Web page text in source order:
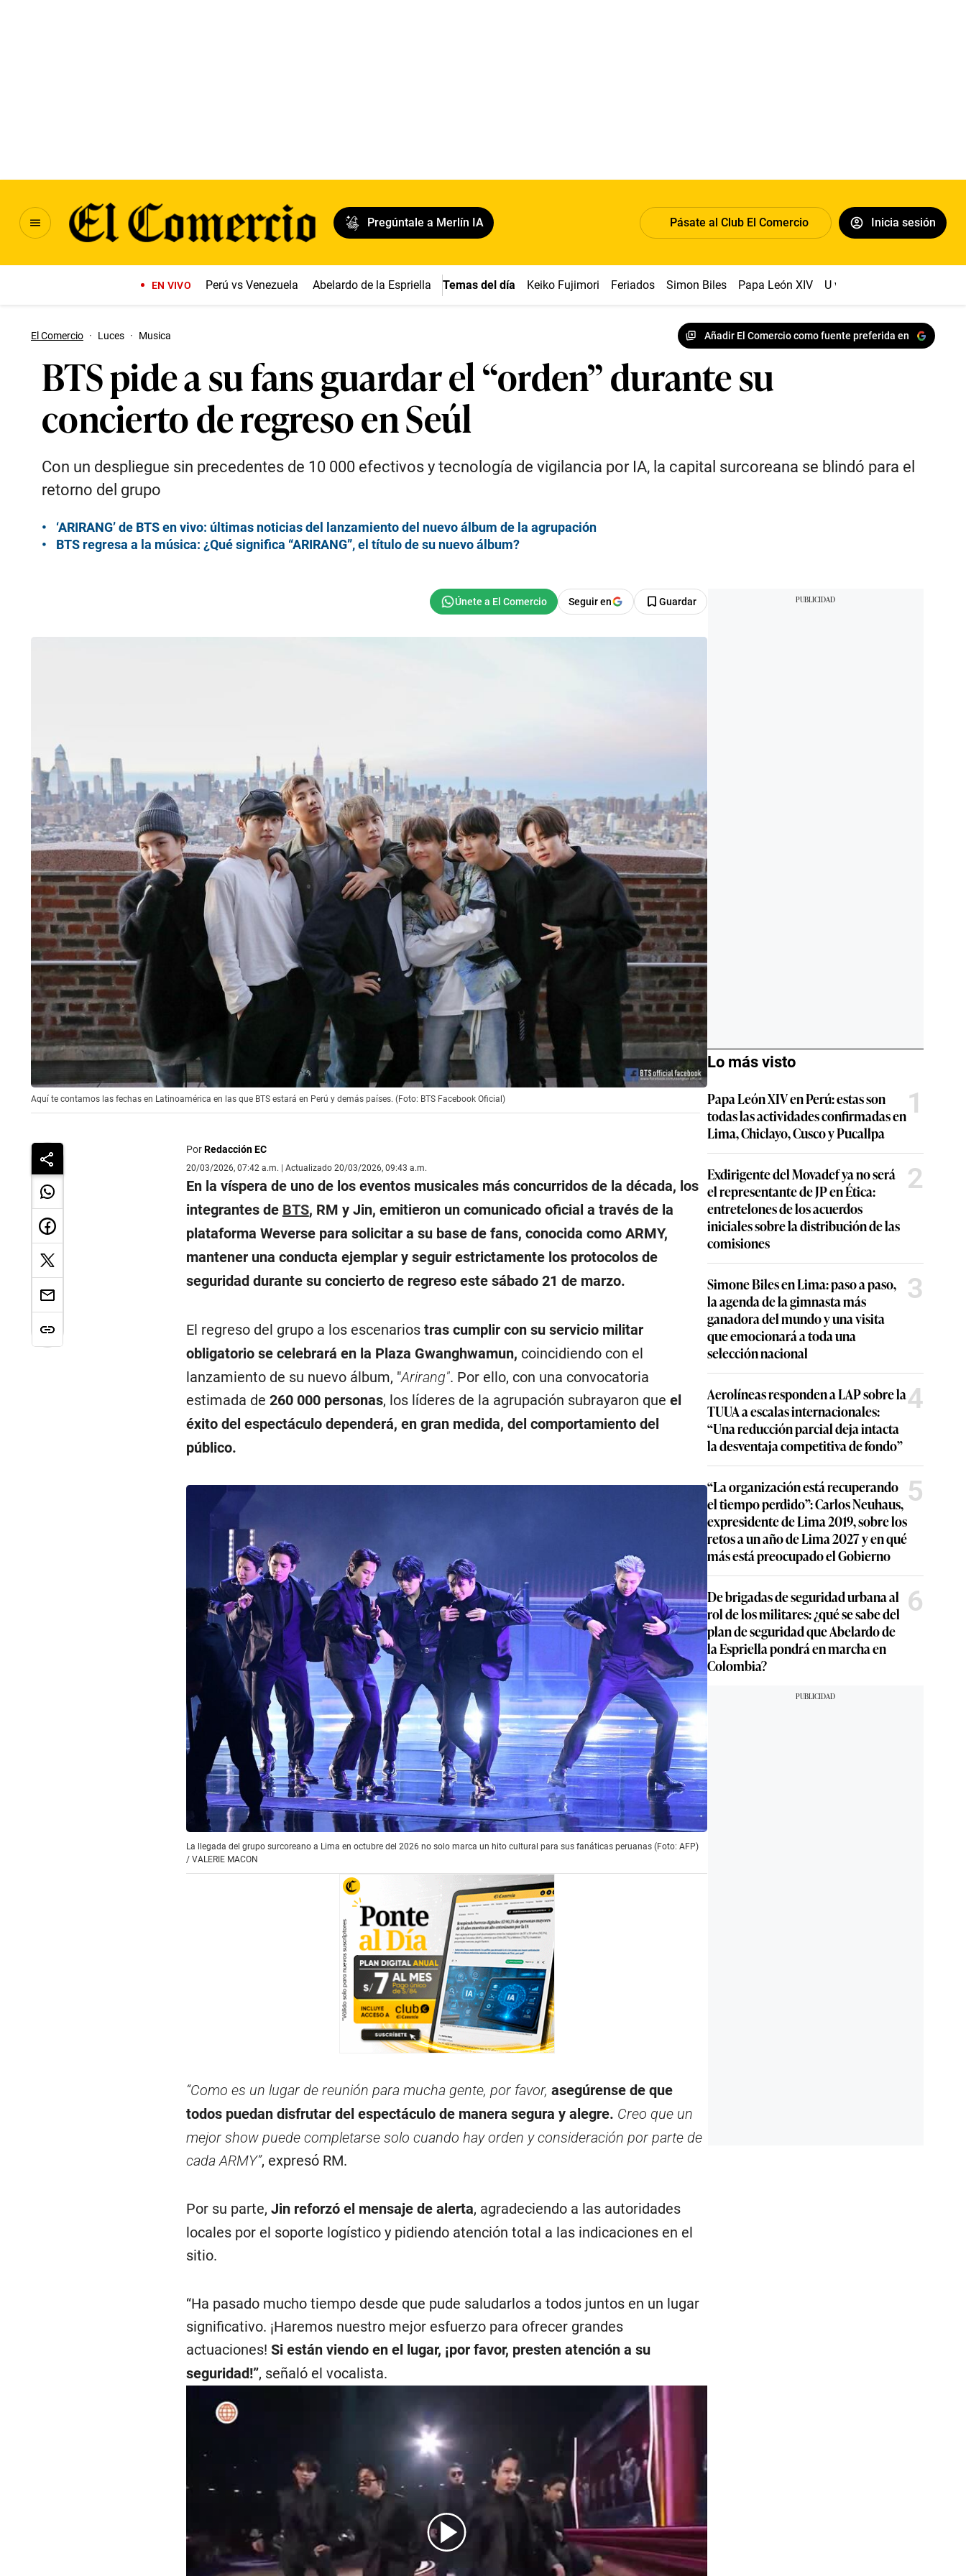
Pregúntale a Merlín IA Pásate al Club El Comercio Inicia sesión
EN VIVO Perú vs Venezuela Abelardo de la Espriella Temas del día Keiko Fujimori Feriados Simon Biles Papa León XIV U vs Cristal
El Comercio · Luces · Musica Añadir El Comercio como fuente preferida en
BTS pide a su fans guardar el “orden” durante su
concierto de regreso en Seúl
Con un despliegue sin precedentes de 10 000 efectivos y tecnología de vigilancia por IA, la capital surcoreana se blindó para el
retorno del grupo
‘ARIRANG’ de BTS en vivo: últimas noticias del lanzamiento del nuevo álbum de la agrupación
BTS regresa a la música: ¿Qué significa “ARIRANG”, el título de su nuevo álbum?
Seguir en Guardar
Aquí te contamos las fechas en Latinoamérica en las que BTS estará en Perú y demás países. (Foto: BTS Facebook Oficial)
PorRedacción EC
20/03/2026, 07:42 a.m. | Actualizado 20/03/2026, 09:43 a.m.
En la víspera de uno de los eventos musicales más concurridos de la década, los
integrantes de BTS, RM y Jin, emitieron un comunicado oficial a través de la
plataforma Weverse para solicitar a su base de fans, conocida como ARMY,
mantener una conducta ejemplar y seguir estrictamente los protocolos de
seguridad durante su concierto de regreso este sábado 21 de marzo.
El regreso del grupo a los escenarios tras cumplir con su servicio militar
obligatorio se celebrará en la Plaza Gwanghwamun, coincidiendo con el
lanzamiento de su nuevo álbum, "Arirang". Por ello, con una convocatoria
estimada de 260 000 personas, los líderes de la agrupación subrayaron que el
éxito del espectáculo dependerá, en gran medida, del comportamiento del
público.
La llegada del grupo surcoreano a Lima en octubre del 2026 no solo marca un hito cultural para sus fanáticas peruanas (Foto: AFP)
/ VALERIE MACON
“Como es un lugar de reunión para mucha gente, por favor, asegúrense de que
todos puedan disfrutar del espectáculo de manera segura y alegre. Creo que un
mejor show puede completarse solo cuando hay orden y consideración por parte de
cada ARMY”, expresó RM.
Por su parte, Jin reforzó el mensaje de alerta, agradeciendo a las autoridades
locales por el soporte logístico y pidiendo atención total a las indicaciones en el
sitio.
“Ha pasado mucho tiempo desde que pude saludarlos a todos juntos en un lugar
significativo. ¡Haremos nuestro mejor esfuerzo para ofrecer grandes
actuaciones! Si están viendo en el lugar, ¡por favor, presten atención a su
seguridad!”, señaló el vocalista.
Lo más visto
Papa León XIV en Perú: estas son
todas las actividades confirmadas en
Lima, Chiclayo, Cusco y Pucallpa
1
Exdirigente del Movadef ya no será
el representante de JP en Ética:
entretelones de los acuerdos
iniciales sobre la distribución de las
comisiones
2
Simone Biles en Lima: paso a paso,
la agenda de la gimnasta más
ganadora del mundo y una visita
que emocionará a toda una
selección nacional
3
Aerolíneas responden a LAP sobre la
TUUA a escalas internacionales:
“Una reducción parcial deja intacta
la desventaja competitiva de fondo”
4
“La organización está recuperando
el tiempo perdido”: Carlos Neuhaus,
expresidente de Lima 2019, sobre los
retos a un año de Lima 2027 y en qué
más está preocupado el Gobierno
5
De brigadas de seguridad urbana al
rol de los militares: ¿qué se sabe del
plan de seguridad que Abelardo de
la Espriella pondrá en marcha en
Colombia?
6